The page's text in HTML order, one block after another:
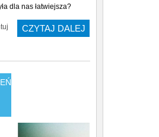
dla nas łatwiejsza?
CZYTAJ DALEJ